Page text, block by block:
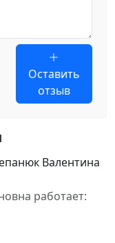
Оставить
отзыв
Валентина
работает: